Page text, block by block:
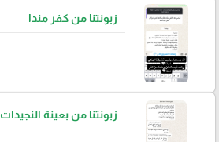
زبونتنا من كفر مندا
زبونتنا من بعينة النجيدات